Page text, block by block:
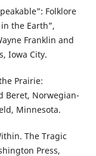
Folklore
the Earth”,
Franklin and
Iowa City.
Prairie:
Beret, Norwegian-
Minnesota.
The Tragic
Press,